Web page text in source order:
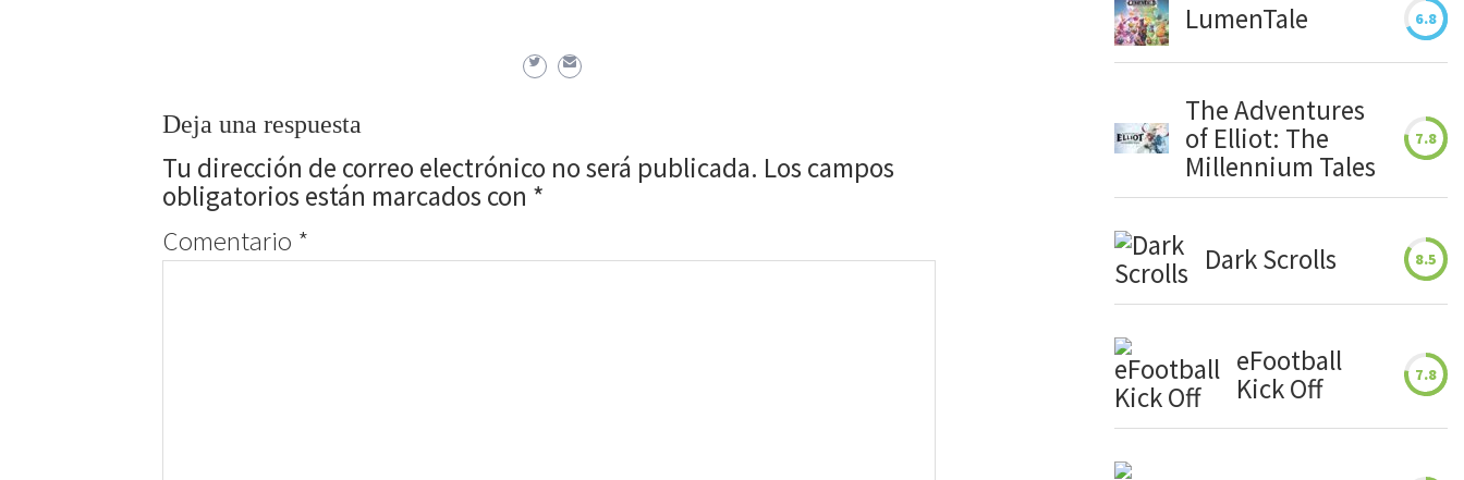
Deja una respuesta
Tu dirección de correo electrónico no será publicada. Los campos
obligatorios están marcados con *
Comentario *
LumenTale 6.8
The Adventures
of Elliot: The
Millennium Tales
7.8
Dark Scrolls 8.5
eFootball
Kick Off
7.8